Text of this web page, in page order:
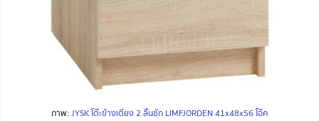
ภาพ:JYSK โต๊ะข้างเตียง 2 ลิ้นชัก LIMFJORDEN 41x48x56 โอ๊ค